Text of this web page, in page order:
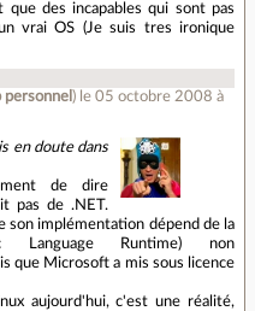
des incapables qui sont pas
vrai OS (Je suis tres ironique
) le 05 octobre 2008 à
en doute dans
de dire
pas de .NET.
son implémentation dépend de la
Language Runtime) non
que Microsoft a mis sous licence
aujourd'hui, c'est une réalité,